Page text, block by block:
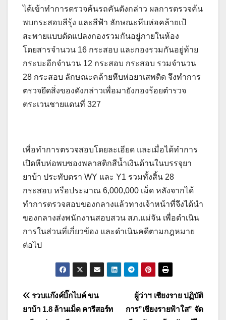
ได้เข้าทำการตรวจค้นรถคันดังกล่าว ผลการตรวจค้น
พบกระสอบสีรุ้ง และสีฟ้า ลักษณะหีบห่อคล้ายเป้
สะพายแบบดัดแปลงกองรวมกันอยู่ภายในห้อง
โดยสารจำนวน 16 กระสอบ และกองรวมกันอยู่ท้าย
กระบะอีกจำนวน 12 กระสอบ กระสอบ รวมจำนวน
28 กระสอบ ลักษณะคล้ายหีบห่อยาเสพติด จึงทำการ
ตรวจยึดสิ่งของดังกล่าวเพื่อมายังกองร้อยตำรวจ
ตระเวนชายแดนที่ 327
เพื่อทำการตรวจสอบโดยละเอียด และเมื่อได้ทำการ
เปิดหีบห่อพบซองพลาสติกสีน้ำเงินด้านในบรรจุยา
ยาบ้า ประทับตรา WY และ Y1 รวมทั้งสิ้น 28
กระสอบ หรือประมาณ 6,000,000 เม็ด หลังจากได้
ทำการตรวจสอบของกลางแล้วทางเจ้าหน้าที่จึงได้นำ
ของกลางส่งพนักงานสอบสวน สภ.แม่จัน เพื่อดำเนิน
การในส่วนที่เกี่ยวข้อง และดำเนินคดีตามกฎหมาย
ต่อไป
แนะแนว
ผู้ว่าฯ เชียงราย ปฏิบัติ
การ”เชียงรายฟ้าใส” จัด
รวบแก๊งค์บิ๊กไบค์ ขน
ยาบ้า 1.8 ล้านเม็ด คารีสอร์ท